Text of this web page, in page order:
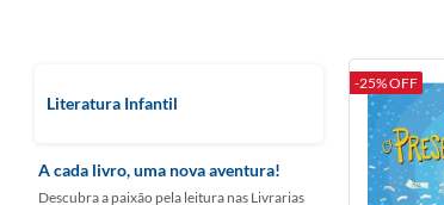
Literatura Infantil
A cada livro, uma nova aventura!
Descubra a paixão pela leitura nas Livrarias
-25% OFF